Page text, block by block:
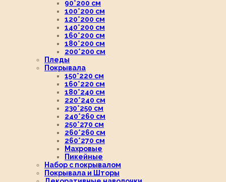
90*200 см
100*200 см
120*200 см
140*200 см
160*200 см
180*200 см
200*200 см
Пледы
Покрывала
150*220 см
160*220 см
180*240 см
220*240 см
230*250 см
240*260 см
250*270 см
260*260 см
260*270 см
Махровые
Пикейные
Набор с покрывалом
Покрывала и Шторы